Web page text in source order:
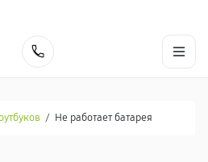
/ Не работает батарея